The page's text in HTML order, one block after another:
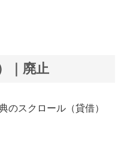
｜廃止
のスクロール（貸借）